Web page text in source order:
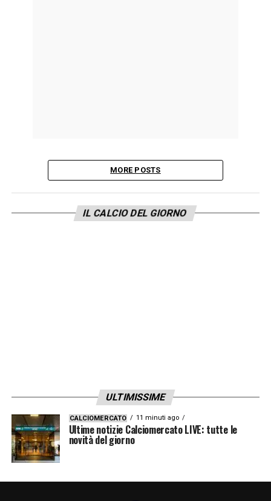
MORE POSTS
IL CALCIO DEL GIORNO
ULTIMISSIME
CALCIOMERCATO 11 minuti ago
Ultime notizie Calciomercato LIVE: tutte le
novità del giorno